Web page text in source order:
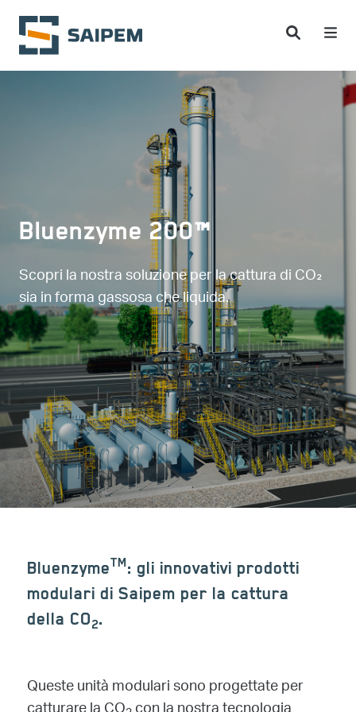
Salta al contenuto principale
Bluenzyme 200™
Scopri la nostra soluzione per la cattura di CO₂
sia in forma gassosa che liquida.
Bluenzyme
TM
: gli innovativi prodotti
modulari di Saipem per la cattura
della CO 2 .
Queste unità modulari sono progettate per